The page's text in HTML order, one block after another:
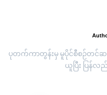
ပုတက်ကာတွန်းမှ မူပိုင်စီစဉ်တင်ဆ
ယူပြီး ပြန်လည်